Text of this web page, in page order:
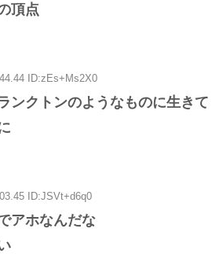
頂点
ID:zEs+Ms2X0
ンクトンのようなものに生きて
ID:JSVt+d6q0
アホなんだな